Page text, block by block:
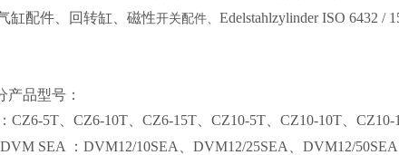
缸配件、回转缸、磁性开关配件、 Edelstahlzylinder ISO 6432 /
产品型号：
CZ6-5T、CZ6-10T、CZ6-15T、CZ10-5T、CZ10-10T、CZ10-
DVM SEA ：DVM12/10SEA、DVM12/25SEA、DVM12/